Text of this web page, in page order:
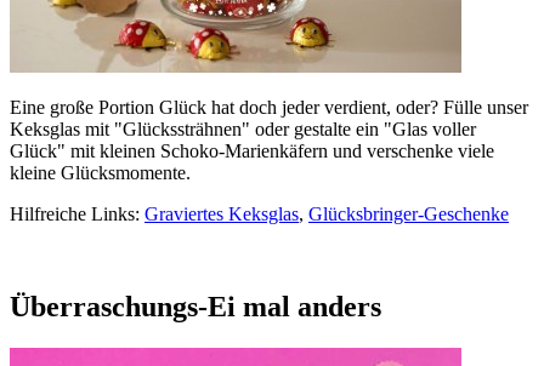
Eine große Portion Glück hat doch jeder verdient, oder? Fülle unser
Keksglas mit "Glückssträhnen" oder gestalte ein "Glas voller
Glück" mit kleinen Schoko-Marienkäfern und verschenke viele
kleine Glücksmomente.
Hilfreiche Links: Graviertes Keksglas, Glücksbringer-Geschenke
Überraschungs-Ei mal anders